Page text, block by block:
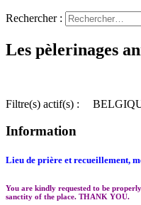
Rechercher :
Les pèlerinages
Filtre(s) actif(s) :
Information
Lieu de prière et recueillement,
You are kindly requested to be
sanctity of the place. THANK YOU.